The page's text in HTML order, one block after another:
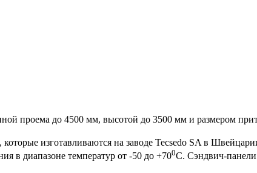
проема до 4500 мм, высотой до 3500 мм и размером
изготавливаются на заводе Tecsedo SA в
в диапазоне температур от -50 до +700С. Сэндвич-